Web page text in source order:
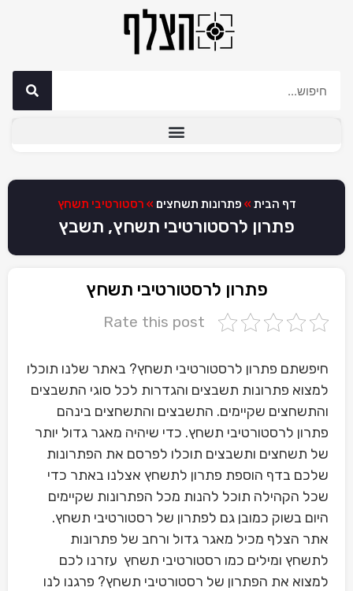
דף הבית » פתרונות תשחצים » רסטורטיבי תשחץ
פתרון לרסטורטיבי תשחץ, תשבץ
פתרון לרסטורטיבי תשחץ
Rate this post
חיפשתם פתרון לרסטורטיבי תשחץ? באתר שלנו תוכלו
למצוא פתרונות תשבצים והגדרות לכל סוגי התשבצים
והתשחצים שקיימים. התשבצים והתשחצים בינהם
פתרון לרסטורטיבי תשחץ. כדי שיהיה מאגר גדול יותר
של תשחצים ותשבצים תוכלו לפרסם את הפתרונות
שלכם בדף הוספת פתרון לתשחץ אצלנו באתר כדי
שכל הקהילה תוכל להנות מכל הפתרונות שקיימים
היום בשוק כמובן גם לפתרון של רסטורטיבי תשחץ.
אתר הצלף מכיל מאגר גדול ורחב של פתרונות
לתשחץ ומילים כמו רסטורטיבי תשחץ עזרנו לכם
למצוא את הפתרון של רסטורטיבי תשחץ? פרגנו לנו